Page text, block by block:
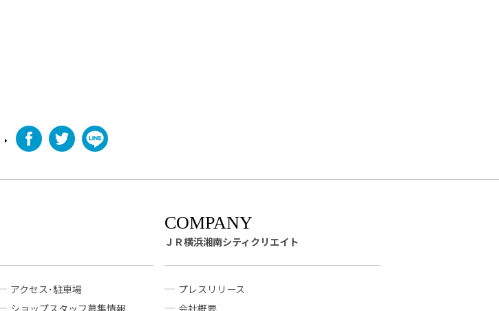
アクセス･駐車場
ＪＲ横浜湘南シティクリエイト
プレスリリース